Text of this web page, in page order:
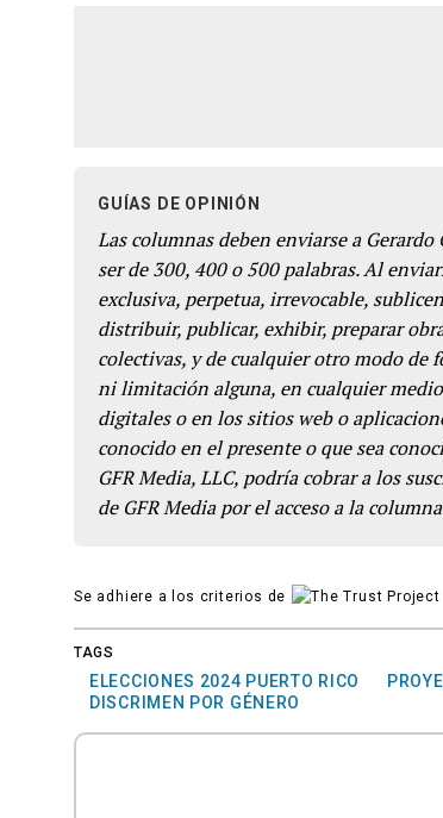
GUÍAS DE OPINIÓN
Las columnas deben enviarse a
ser de 300, 400 o 500 palabras. Al
exclusiva, perpetua, irrevocable,
distribuir, publicar, exhibir, preparar
colectivas, y de cualquier otro modo de
ni limitación alguna, en cualquier
digitales o en los sitios web o
conocido en el presente o que sea
GFR Media, LLC, podría cobrar a los
de GFR Media por el acceso a la
Se adhiere a los criterios de
TAGS
ELECCIONES 2024 PUERTO RICO
DISCRIMEN POR GÉNERO